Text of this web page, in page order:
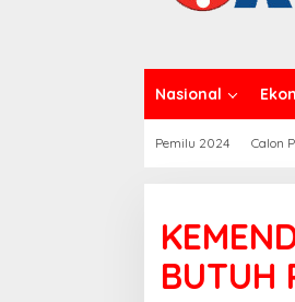
Nasional
Pemilu 2024 Calon
BUTUH